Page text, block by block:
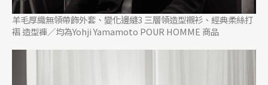
羊毛厚織無領帶飾外套、變化邊縫3 三層領造型襯衫、經典柔絲打
褶 造型褲／均為Yohji Yamamoto POUR HOMME 商品